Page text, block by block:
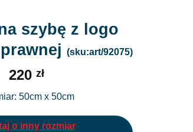
szybę z logo
(sku:art/92075)
220 zł
50cm x 50cm
o inny rozmiar